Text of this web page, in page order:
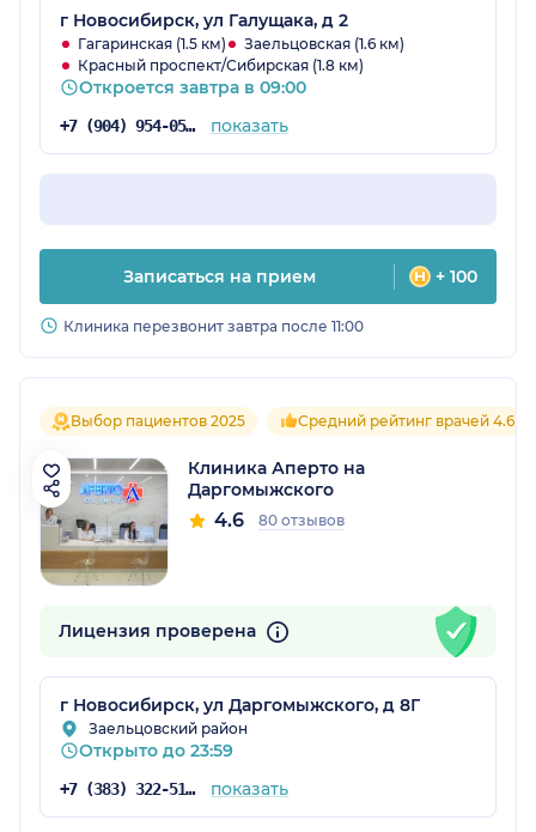
г Новосибирск, ул Галущака, д 2
Гагаринская (1.5 км)
Заельцовская (1.6 км)
Красный проспект/Сибирская (1.8 км)
Откроется завтра в 09:00
+7 (904) 954-05-23 показать
Записаться на прием + 100
Клиника перезвонит завтра после 11:00
Выбор пациентов 2025 Средний рейтинг врачей 4.6
Клиника Аперто на
Даргомыжского
4.6 80 отзывов
Лицензия проверена
г Новосибирск, ул Даргомыжского, д 8Г
Заельцовский район
Открыто до 23:59
+7 (383) 322-51-94 показать